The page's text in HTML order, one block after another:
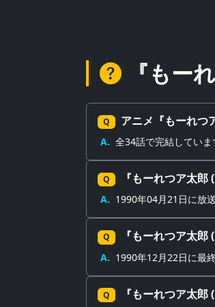
『もー
Q アニメ『もーれつ
A. 全34話で完結していま
Q 『もーれつア太
A. 1990年04月21日に放
Q 『もーれつア太
A. 1990年12月22日に最
Q 『もーれつア太